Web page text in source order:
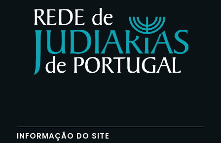
INFORMAÇÃO DO SITE